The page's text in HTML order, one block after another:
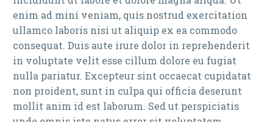
enim ad mini veniam, quis nostrud exercitation
ullamco laboris nisi ut aliquip ex ea commodo
consequat. Duis aute irure dolor in reprehenderit
in voluptate velit esse cillum dolore eu fugiat
nulla pariatur. Excepteur sint occaecat cupidatat
non proident, sunt in culpa qui officia deserunt
mollit anim id est laborum. Sed ut perspiciatis